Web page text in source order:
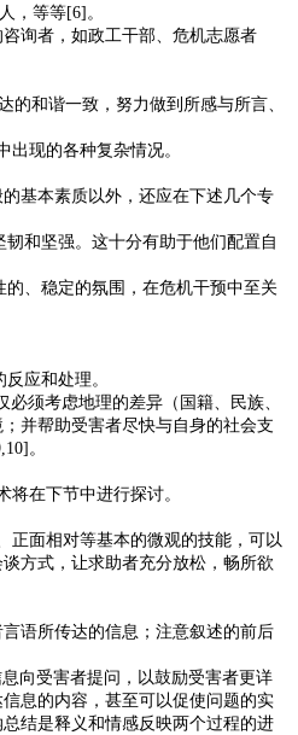
，等等[6]。
询者，如政工干部、危机志愿者
和谐一致，努力做到所感与所言、
现的各种复杂情况。
基本素质以外，还应在下述几个专
和坚强。这十分有助于他们配置自
、稳定的氛围，在危机干预中至关
应和处理。
须考虑地理的差异（国籍、民族、
并帮助受害者尽快与自身的社会支
。
在下节中进行探讨。
正面相对等基本的微观的技能，可以
方式，让求助者充分放松，畅所欲
语所传达的信息；注意叙述的前后
向受害者提问，以鼓励受害者更详
息的内容，甚至可以促使问题的实
结是释义和情感反映两个过程的进